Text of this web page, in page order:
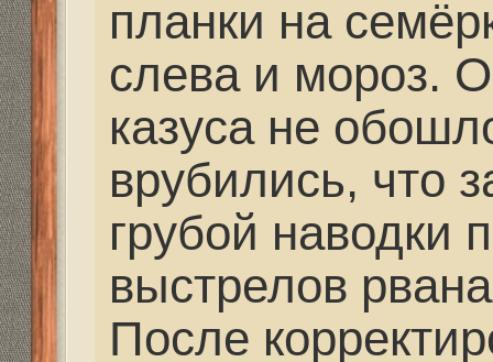
дважды в одно и то
два снаряда в одну
попадают.. В итоге
центре мишени была
ждать погоду и
дистанциям. Будем
координат,
стрельбе.